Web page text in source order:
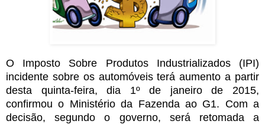
O Imposto Sobre Produtos Industrializados (IPI)
incidente sobre os automóveis terá aumento a partir
desta quinta-feira, dia 1º de janeiro de 2015,
confirmou o Ministério da Fazenda ao G1. Com a
decisão, segundo o governo, será retomada a